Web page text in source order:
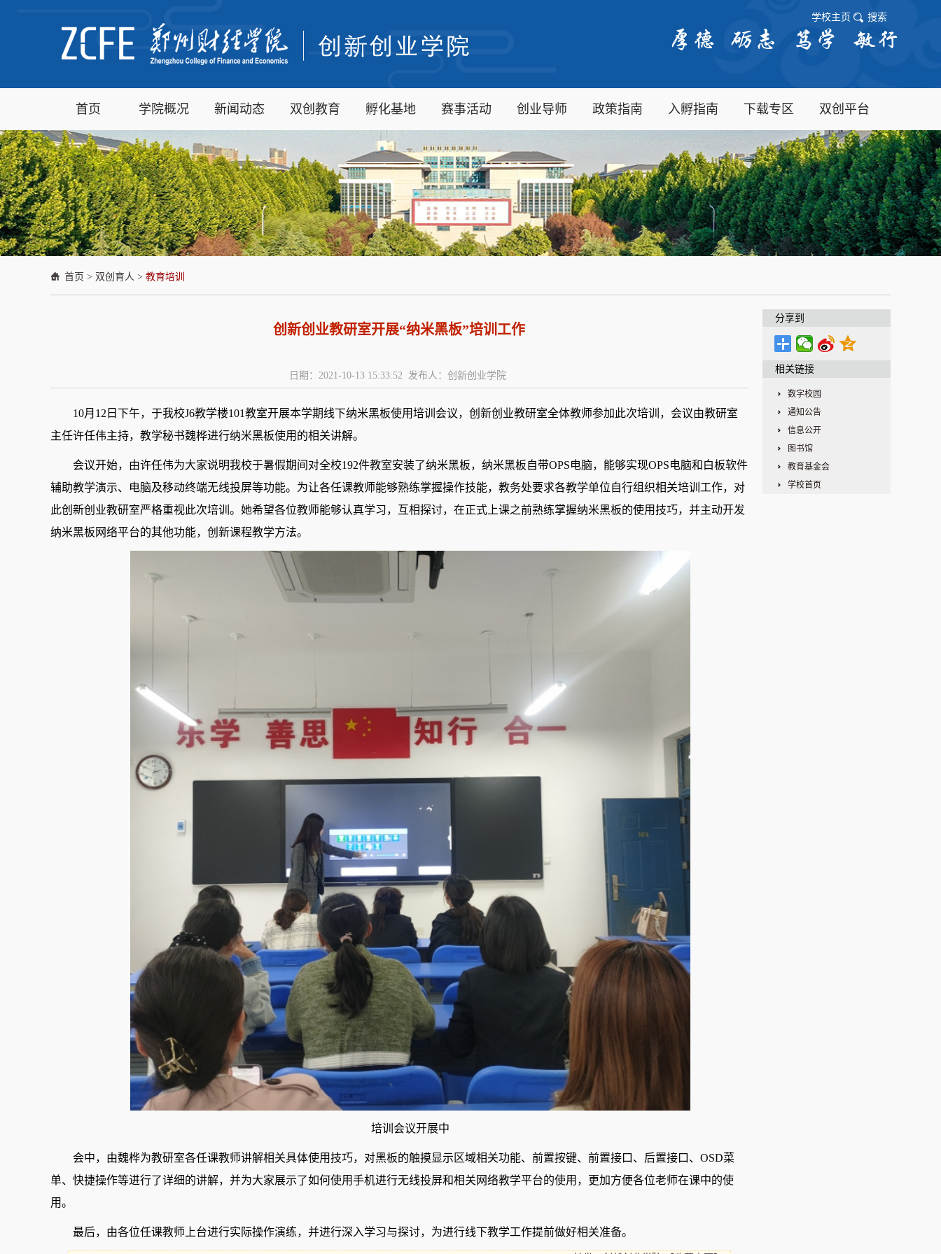
学校主页 搜索
首页 学院概况 新闻动态 双创教育 孵化基地 赛事活动 创业导师 政策指南 入孵指南 下载专区 双创平台
首页 > 双创育人 > 教育培训
创新创业教研室开展“纳米黑板”培训工作
日期：2021-10-13 15:33:52 发布人：创新创业学院
10月12日下午，于我校J6教学楼101教室开展本学期线下纳米黑板使用培训会议， 创新创业教研室全体教师参加此次培训，会议由教研室
主任许任伟主持，教学秘书魏桦进行纳米黑板使用的相关讲解。
会议开始，由许任伟为大家说明我校于暑假期间对全校192件教室安装了纳米黑板，纳米黑板自带OPS电脑，能够实现OPS电脑和白板软件
辅助教学演示、电脑及移动终端无线投屏等功能。为让各任课教师能够熟练掌握操作技能，教务处要求各教学单位自行组织相关培训工作，对
此创新创业教研室严格重视此次培训。她希望各位教师能够认真学习，互相探讨，在正式上课之前熟练掌握纳米黑板的使用技巧，并主动开发
纳米黑板网络平台的其他功能，创新课程教学方法。
培训会议开展中
会中，由魏桦为教研室各任课教师讲解相关具体使用技巧，对黑板的触摸显示区域相关功能、前置按键、前置接口、后置接口、 OSD菜
单、快捷操作等进行了详细的讲解，并为大家展示了如何使用手机进行无线投屏和相关网络教学平台的使用，更加方便各位老师在课中的使
用。
最后，由各位任课教师上台进行实际操作演练，并进行深入学习与探讨，为进行线下教学工作提前做好相关准备。
分享到
相关链接
数字校园
通知公告
信息公开
图书馆
教育基金会
学校首页